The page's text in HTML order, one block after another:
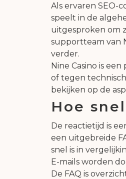
Als ervaren SEO-
speelt in de
uitgesproken om
supportteam van
verder.
Nine Casino is
of tegen
bekijken op de
Hoe
De reactietijd is
een uitgebreide
snel is in
E-mails worden
De FAQ is